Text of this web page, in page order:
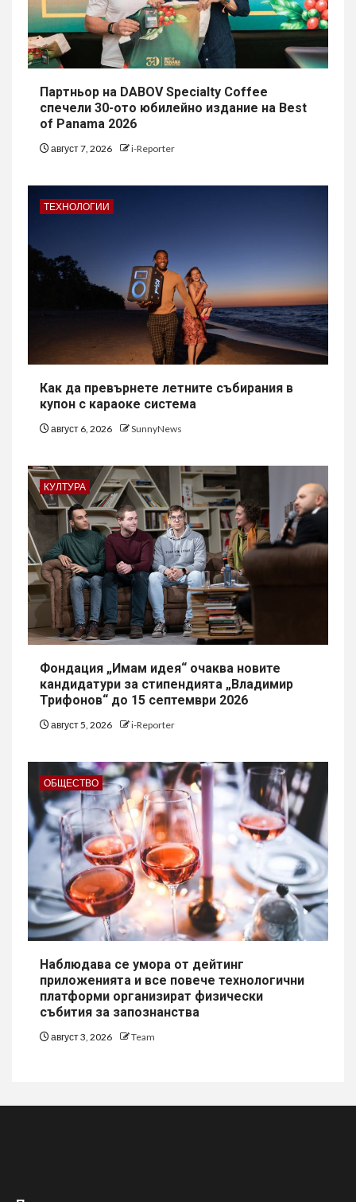
Партньор на DABOV Specialty Coffee
спечели 30-ото юбилейно издание на Best
of Panama 2026
август 7, 2026 i-Reporter
ТЕХНОЛОГИИ
Как да превърнете летните събирания в
купон с караоке система
август 6, 2026 SunnyNews
КУЛТУРА
Фондация „Имам идея“ очаква новите
кандидатури за стипендията „Владимир
Трифонов“ до 15 септември 2026
август 5, 2026 i-Reporter
ОБЩЕСТВО
Наблюдава се умора от дейтинг
приложенията и все повече технологични
платформи организират физически
събития за запознанства
август 3, 2026 Team